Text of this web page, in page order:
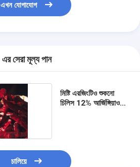
এখন যোগাযোগ
এর সেরা মূল্য পান
মিষ্টি এরজিংটিও শুকনো
চিলিস 12% আর্জিঙ্গিয়াও
চালিয়ে